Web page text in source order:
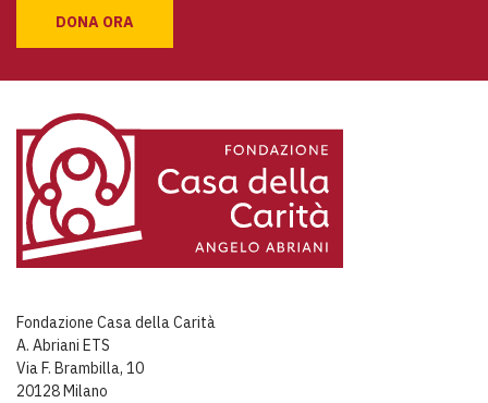
DONA ORA
Fondazione Casa della Carità
A. Abriani ETS
Via F. Brambilla, 10
20128 Milano